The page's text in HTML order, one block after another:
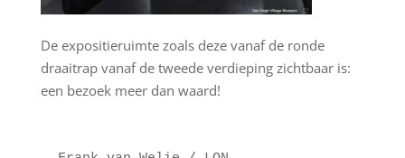
De expositieruimte zoals deze vanaf de ronde
draaitrap vanaf de tweede verdieping zichtbaar is:
een bezoek meer dan waard!